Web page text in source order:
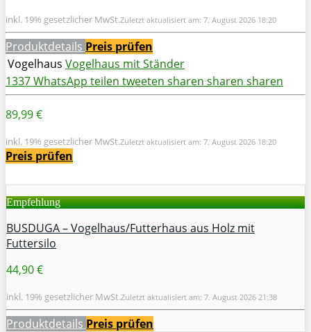
inkl. 19% gesetzlicher MwSt.Zuletzt aktualisiert am: 7. August 2026 18:20
Produktdetails Preis prüfen
Vogelhaus Vogelhaus mit Ständer
1337WhatsApp teilen tweeten sharen sharen sharen
89,99 €
inkl. 19% gesetzlicher MwSt.Zuletzt aktualisiert am: 7. August 2026 18:20
Preis prüfen
Empfehlung
BUSDUGA – Vogelhaus/Futterhaus aus Holz mit
Futtersilo
44,90 €
inkl. 19% gesetzlicher MwSt.Zuletzt aktualisiert am: 7. August 2026 21:38
Produktdetails Preis prüfen